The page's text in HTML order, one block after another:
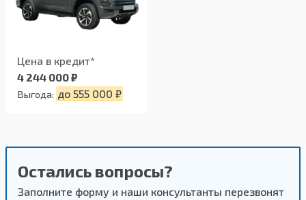
Цена в кредит*
4 244 000 ₽
Выгода: до 555 000 ₽
Остались вопросы?
Заполните форму и наши консультанты перезвонят